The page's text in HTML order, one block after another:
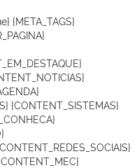
{META_TAGS}
{CONTENT_SISTEMAS}